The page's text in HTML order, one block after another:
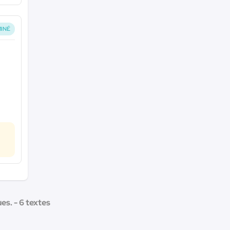
- 6 textes